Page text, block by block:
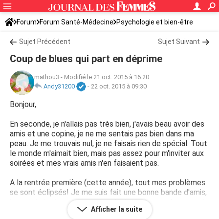
Forum Forum Santé-Médecine Psychologie et bien-être
Sujet Précédent Sujet Suivant
Coup de blues qui part en déprime
mathou3 - Modifié le 21 oct. 2015 à 16:20
Andy31200
- 22 oct. 2015 à 09:30
Bonjour,
En seconde, je n'allais pas très bien, j'avais beau avoir des
amis et une copine, je ne me sentais pas bien dans ma
peau. Je me trouvais nul, je ne faisais rien de spécial. Tout
le monde m'aimait bien, mais pas assez pour m'inviter aux
soirées et mes vrais amis n'en faisaient pas.
A la rentrée première (cette année), tout mes problèmes
se sont éclipsés! Je me suis fait une bonne bande d'amis,
je sortais toujours, mes notes étaient plus que bonnes et
tout allait bien dans le meilleur des monde.
Afficher la suite